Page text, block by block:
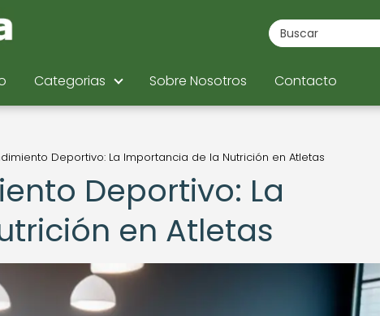
Categorias Sobre Nosotros Contacto
Deportivo: La Importancia de la Nutrición en Atletas
Deportivo: La
en Atletas